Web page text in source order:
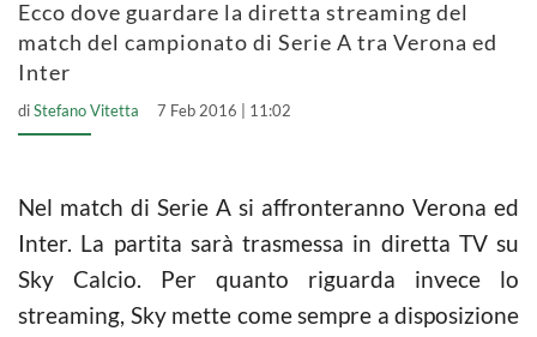
Ecco dove guardare la diretta streaming del
match del campionato di Serie A tra Verona ed
Inter
diStefano Vitetta 7 Feb 2016 | 11:02
Nel match di Serie A si affronteranno Verona ed
Inter. La partita sarà trasmessa in diretta TV su
Sky Calcio. Per quanto riguarda invece lo
streaming, Sky mette come sempre a disposizione